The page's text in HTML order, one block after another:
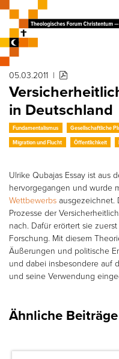
05.03.2011 |
in Deutschland
Fundamentalismus Gesellschaftliche
Migration und Flucht
Öffentlichkeit
Ulrike Qubajas Essay ist aus
hervorgegangen und wurde
Wettbewerbs ausgezeichnet.
Prozesse der
nach. Dafür erörtert sie
Forschung. Mit diesem
Äußerungen und politische
und dabei insbesondere auf
und seine Verwendung
Ähnliche Beiträge